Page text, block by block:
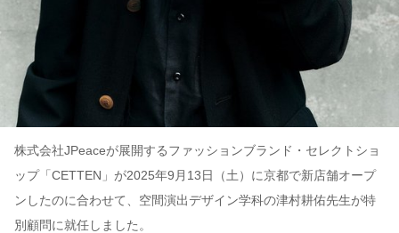
株式会社JPeaceが展開するファッションブランド・セレクトショ
ップ「CETTEN」が2025年9月13日（土）に京都で新店舗オープ
ンしたのに合わせて、空間演出デザイン学科の津村耕佑先生が特
別顧問に就任しました。